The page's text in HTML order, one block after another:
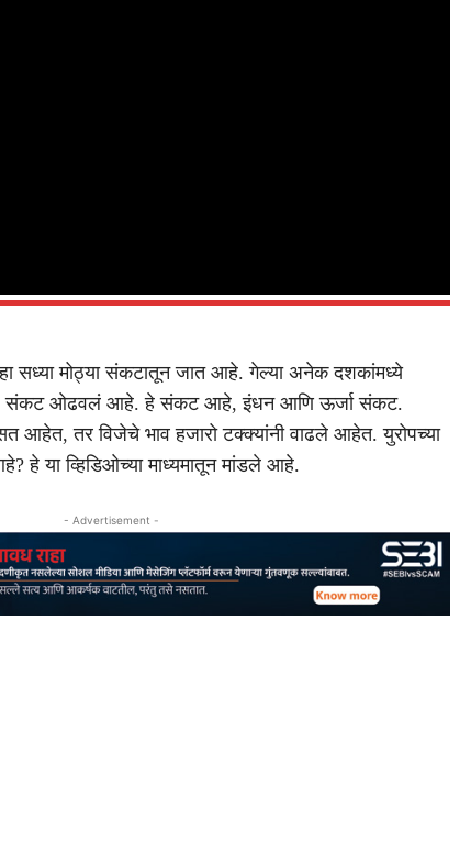
हा सध्या मोठ्या संकटातून जात आहे. गेल्या अनेक दशकांमध्ये
संकट ओढवलं आहे. हे संकट आहे, इंधन आणि ऊर्जा संकट.
आहेत, तर विजेचे भाव हजारो टक्क्यांनी वाढले आहेत. युरोपच्या
हे या व्हिडिओच्या माध्यमातून मांडले आहे.
- Advertisement -